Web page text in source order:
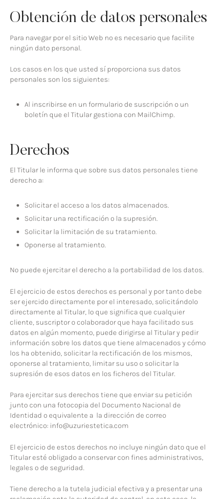
Obtención de datos personales
Para navegar por el sitio Web no es necesario que facilite
ningún dato personal.
Los casos en los que usted sí proporciona sus datos
personales son los siguientes:
Al inscribirse en un formulario de suscripción o un
boletín que el Titular gestiona con MailChimp.
Derechos
El Titular le informa que sobre sus datos personales tiene
derecho a:
Solicitar el acceso a los datos almacenados.
Solicitar una rectificación o la supresión.
Solicitar la limitación de su tratamiento.
Oponerse al tratamiento.
No puede ejercitar el derecho a la portabilidad de los datos.
El ejercicio de estos derechos es personal y por tanto debe
ser ejercido directamente por el interesado, solicitándolo
directamente al Titular, lo que significa que cualquier
cliente, suscriptor o colaborador que haya facilitado sus
datos en algún momento, puede dirigirse al Titular y pedir
información sobre los datos que tiene almacenados y cómo
los ha obtenido, solicitar la rectificación de los mismos,
oponerse al tratamiento, limitar su uso o solicitar la
supresión de esos datos en los ficheros del Titular.
Para ejercitar sus derechos tiene que enviar su petición
junto con una fotocopia del Documento Nacional de
Identidad o equivalente a la dirección de correo
electrónico: info@uzuriestetica.com
El ejercicio de estos derechos no incluye ningún dato que el
Titular esté obligado a conservar con fines administrativos,
legales o de seguridad.
Tiene derecho a la tutela judicial efectiva y a presentar una